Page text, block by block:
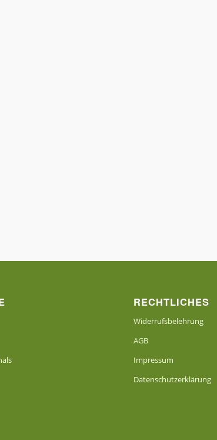
RECHTLICHES
Widerrufsbelehrung
AGB
Impressum
Datenschutzerklärung